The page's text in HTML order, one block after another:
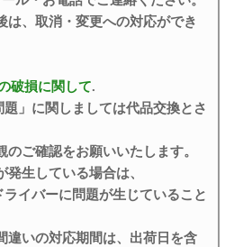
は、取消・変更への対応ができ
破損に関して.
題」に関しましては代品交換とさ
ご確認をお願いいたします。
生している場合は、
イバーに問題が生じていること
違いの対応期間は、出荷日を含